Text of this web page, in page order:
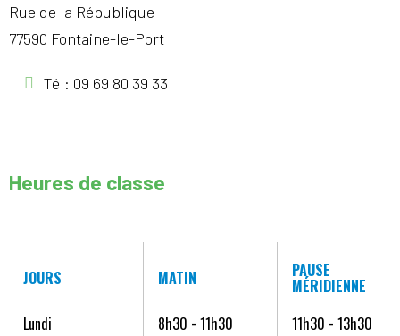
Rue de la République
77590 Fontaine-le-Port
Tél: 09 69 80 39 33
Heures de classe
JOURS MATIN PAUSE
MÉRIDIENNE
Lundi
8h30 - 11h30
11h30 - 13h30